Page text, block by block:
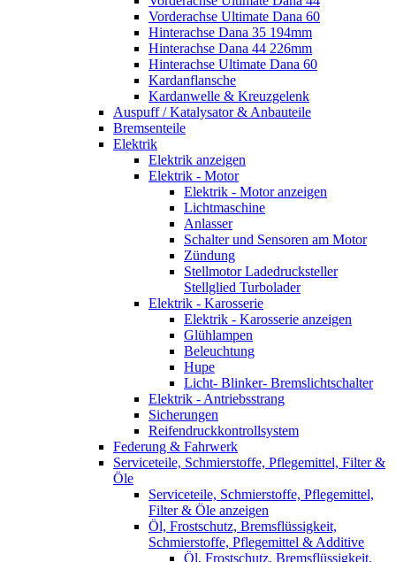
Vorderachse Ultimate Dana 60
Hinterachse Dana 35 194mm
Hinterachse Dana 44 226mm
Hinterachse Ultimate Dana 60
Kardanflansche
Kardanwelle & Kreuzgelenk
Auspuff / Katalysator & Anbauteile
Bremsenteile
Elektrik
Elektrik anzeigen
Elektrik - Motor
Elektrik - Motor anzeigen
Lichtmaschine
Anlasser
Schalter und Sensoren am Motor
Zündung
Stellmotor Ladedrucksteller
Stellglied Turbolader
Elektrik - Karosserie
Elektrik - Karosserie anzeigen
Glühlampen
Beleuchtung
Hupe
Licht- Blinker- Bremslichtschalter
Elektrik - Antriebsstrang
Sicherungen
Reifendruckkontrollsystem
Federung & Fahrwerk
Serviceteile, Schmierstoffe, Pflegemittel, Filter &
Öle
Serviceteile, Schmierstoffe, Pflegemittel,
Filter & Öle anzeigen
Öl, Frostschutz, Bremsflüssigkeit,
Schmierstoffe, Pflegemittel & Additive
Öl, Frostschutz, Bremsflüssigkeit,